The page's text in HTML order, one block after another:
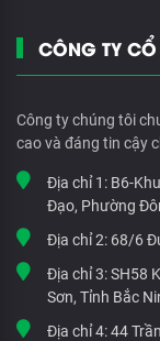
CÔNG TY CỔ
Công ty chúng tôi
cao và đáng tin cậy
Địa chỉ 1: B6-
Đạo, Phường
Địa chỉ 2: 68/6
Địa chỉ 3:SH58
Sơn, Tỉnh Bắc
Địa chỉ 4:44